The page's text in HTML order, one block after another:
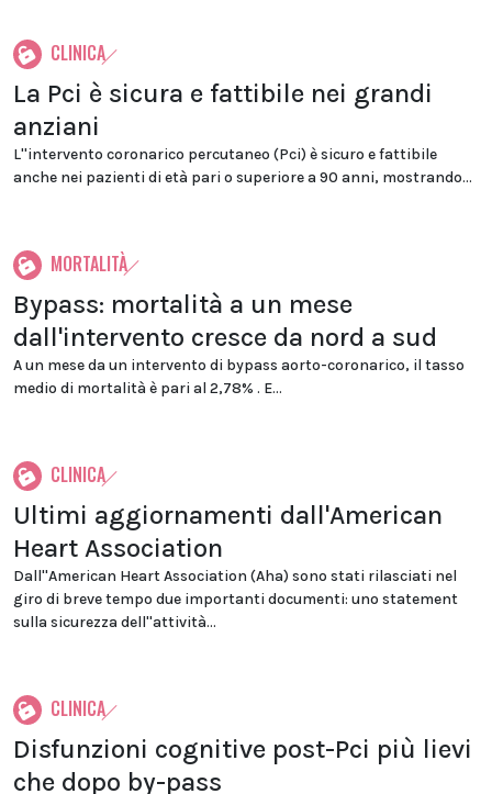
CLINICA
La Pci è sicura e fattibile nei grandi
anziani
L''intervento coronarico percutaneo (Pci) è sicuro e fattibile
anche nei pazienti di età pari o superiore a 90 anni, mostrando...
MORTALITÀ
Bypass: mortalità a un mese
dall'intervento cresce da nord a sud
A un mese da un intervento di bypass aorto-coronarico, il tasso
medio di mortalità è pari al 2,78% . E...
CLINICA
Ultimi aggiornamenti dall'American
Heart Association
Dall''American Heart Association (Aha) sono stati rilasciati nel
giro di breve tempo due importanti documenti: uno statement
sulla sicurezza dell''attività...
CLINICA
Disfunzioni cognitive post-Pci più lievi
che dopo by-pass